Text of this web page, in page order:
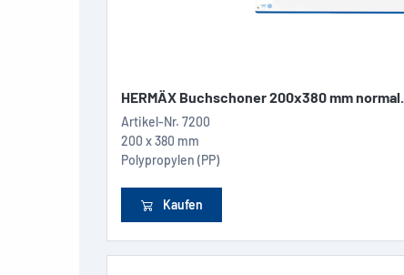
HERMÄX Buchschoner 200x380 mm normal...
Artikel-Nr. 7200
200 x 380 mm
Polypropylen (PP)
Kaufen